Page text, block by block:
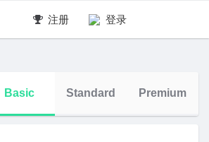
注册 登录
Basic Standard Premium